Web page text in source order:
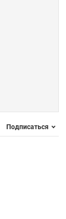
Подписаться